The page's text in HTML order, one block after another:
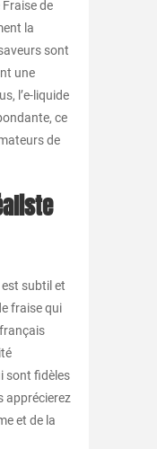
de
la
sont
une
l’e-liquide
ce
de
est subtil et
fraise qui
sont fidèles
apprécierez
et de la